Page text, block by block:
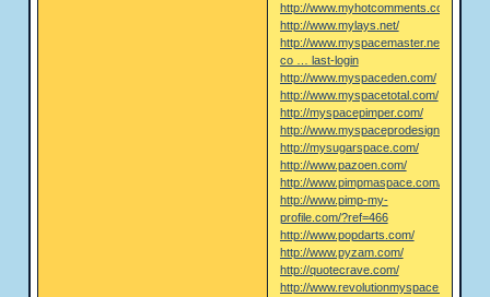
http://www.myhotcomments.com
http://www.mylays.net/
http://www.myspacemaster.net/
co … last-login
http://www.myspaceden.com/
http://www.myspacetotal.com/
http://myspacepimper.com/
http://www.myspaceprodesigns.com/
http://mysugarspace.com/
http://www.pazoen.com/
http://www.pimpmaspace.com/
http://www.pimp-my-
profile.com/?ref=466
http://www.popdarts.com/
http://www.pyzam.com/
http://quotecrave.com/
http://www.revolutionmyspace.com/